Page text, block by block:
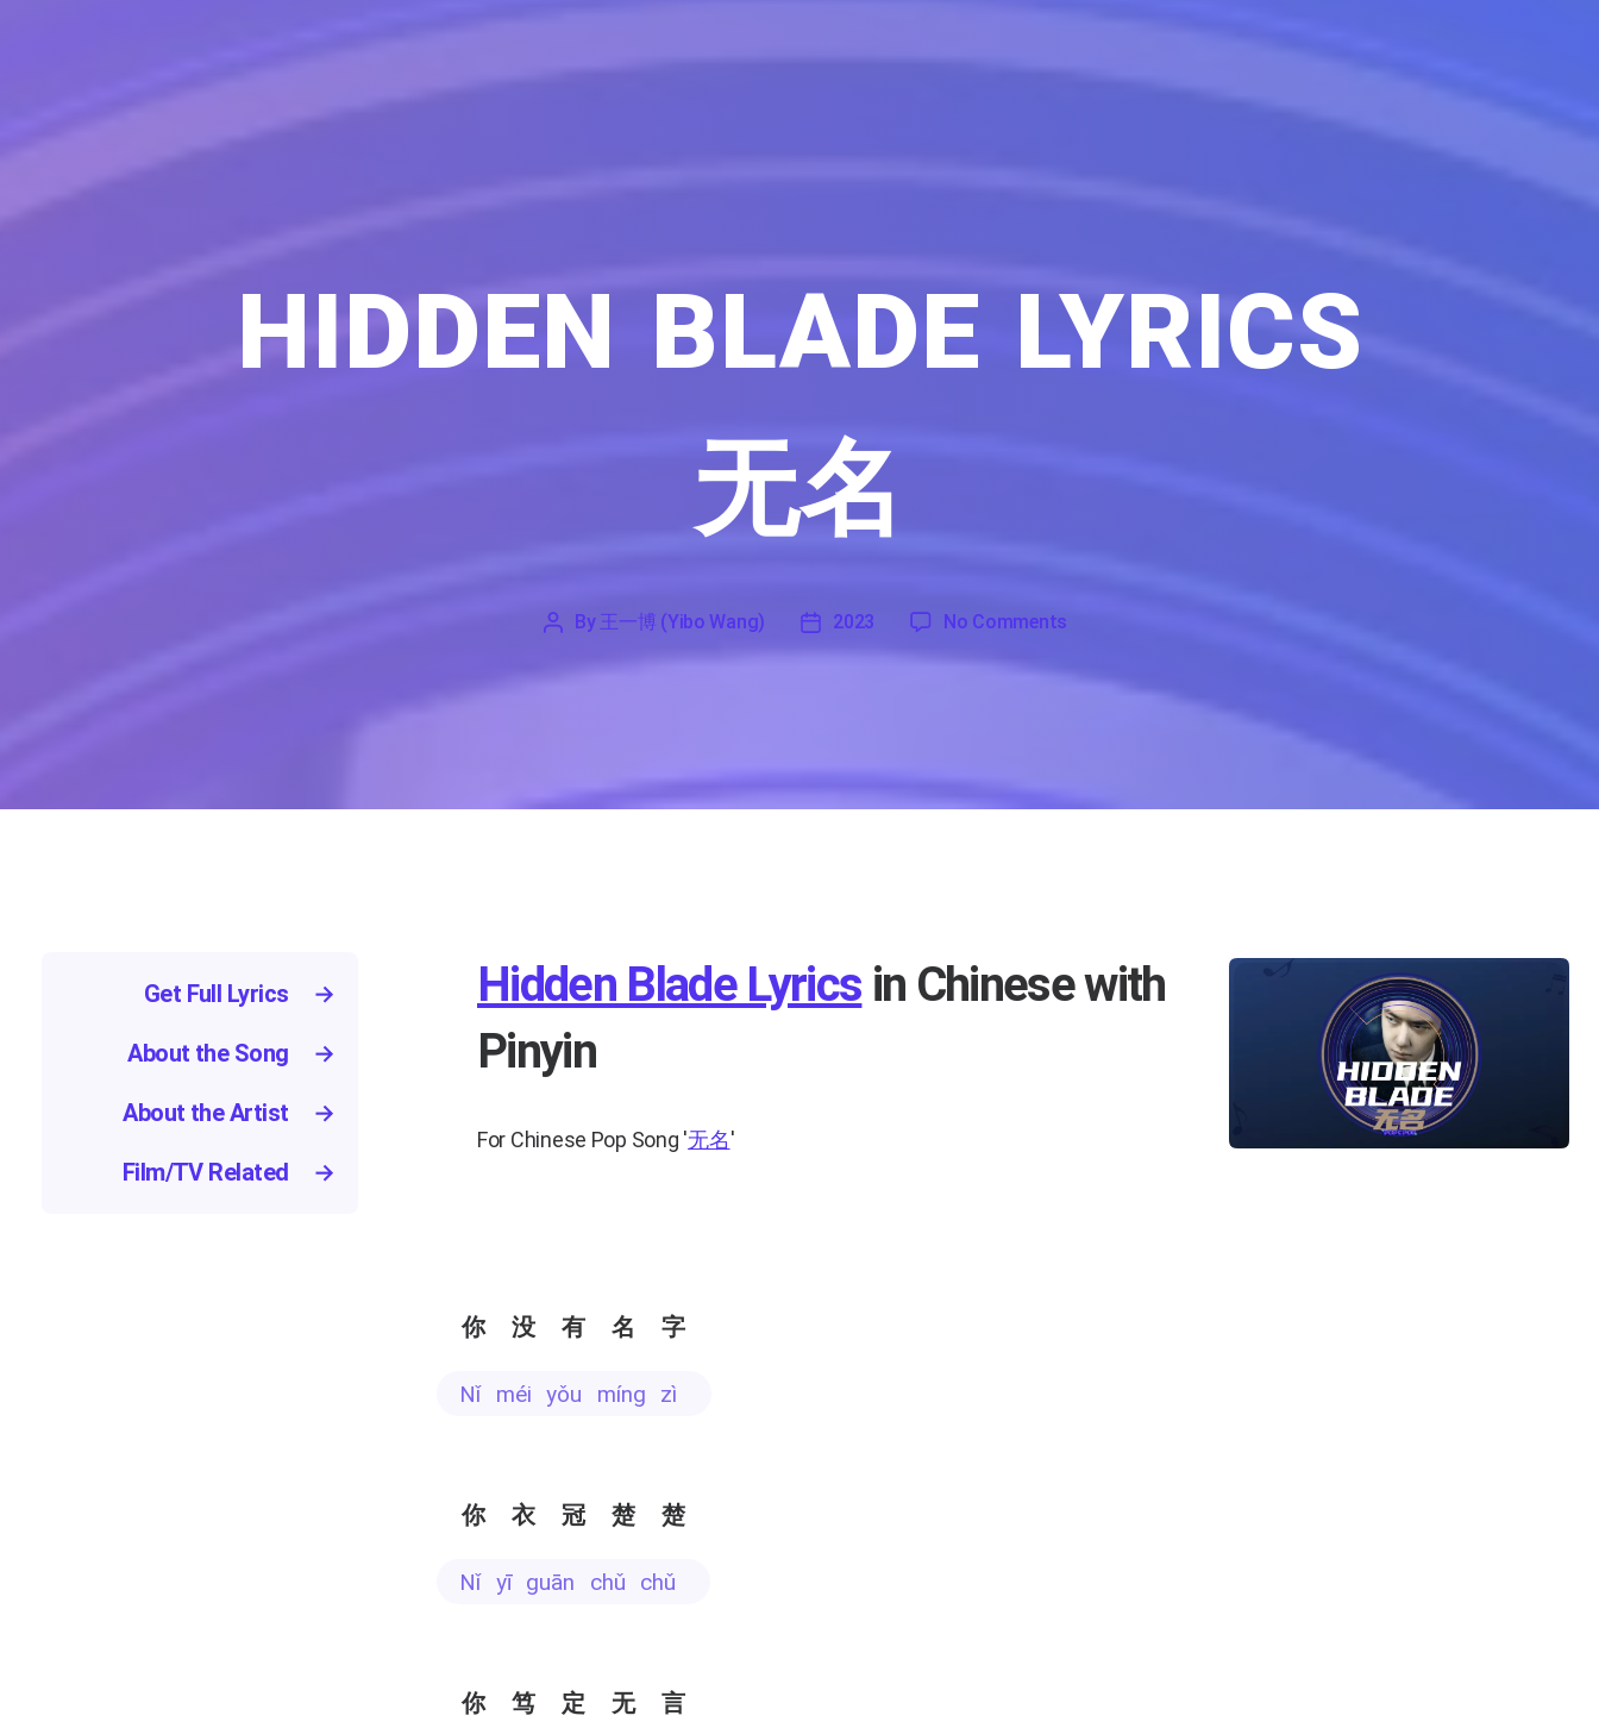
HIDDEN BLADE LYRICS
无名
By 王一博 (Yibo Wang)
'
2023
2023 No Comments
→
Get Full Lyrics
→
About the Song
→
About the Artist
→
Film/TV Related
Hidden Blade Lyrics in Chinese with
Pinyin
For Chinese Pop Song '无名'
你没有名字
nǐ méi yǒu míng zì
你衣冠楚楚
nǐ yī guān chǔ chǔ
你笃定无言